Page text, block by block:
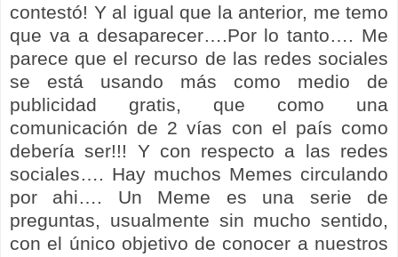
contestó! Y al igual que la anterior, me temo
que va a desaparecer….Por lo tanto…. Me
parece que el recurso de las redes sociales
se está usando más como medio de
publicidad gratis, que como una
comunicación de 2 vías con el país como
debería ser!!! Y con respecto a las redes
sociales…. Hay muchos Memes circulando
por ahi…. Un Meme es una serie de
preguntas, usualmente sin mucho sentido,
con el único objetivo de conocer a nuestros